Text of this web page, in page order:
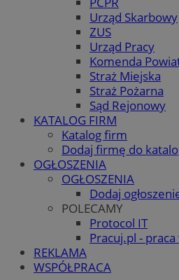
Urząd Skarbowy
ZUS
Urząd Pracy
Komenda
Straż Miejska
Straż Pożarna
Sąd Rejonowy
KATALOG FIRM
Katalog firm
Dodaj firmę do
OGŁOSZENIA
OGŁOSZENIA
Dodaj
POLECAMY
Protocol IT
Pracuj.pl - praca
REKLAMA
WSPÓŁPRACA